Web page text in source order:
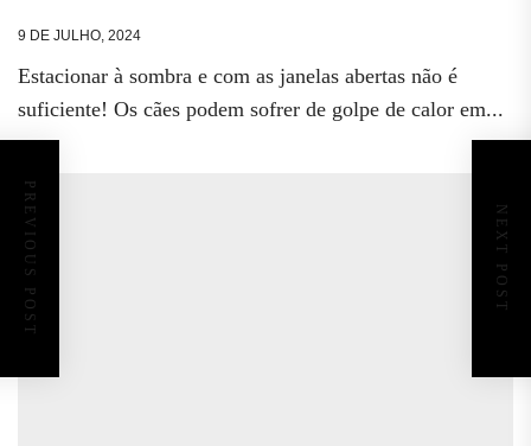
PREVIOUS POST NEXT POST
9 DE JULHO, 2024
Estacionar à sombra e com as janelas abertas não é
suficiente! Os cães podem sofrer de golpe de calor em...